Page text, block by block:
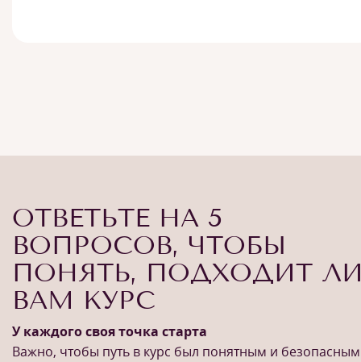
ОТВЕТЬТЕ НА 5
ВОПРОСОВ, ЧТОБЫ
ПОНЯТЬ, ПОДХОДИТ
ВАМ КУРС
У каждого своя точка старта
Важно, чтобы путь в курс был понятным и безопасным